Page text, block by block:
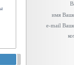
имя
e-mail